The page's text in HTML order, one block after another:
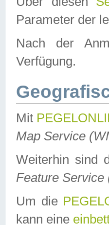
Parameter der
Nach der
Verfügung.
Mit
Map Service
Weiterhin sind
Feature Service
Um die
kann eine